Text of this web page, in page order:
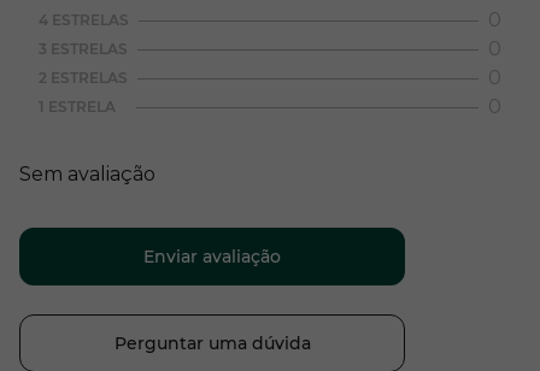
4 ESTRELAS 0
3 ESTRELAS 0
2 ESTRELAS 0
1 ESTRELA 0
Sem avaliação
Enviar avaliação
Perguntar uma dúvida